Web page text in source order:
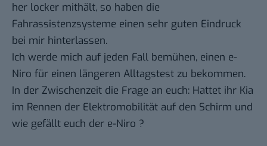
her locker mithält, so haben die
Fahrassistenzsysteme einen sehr guten Eindruck
bei mir hinterlassen.
Ich werde mich auf jeden Fall bemühen, einen e-
Niro für einen längeren Alltagstest zu bekommen.
In der Zwischenzeit die Frage an euch: Hattet ihr Kia
im Rennen der Elektromobilität auf den Schirm und
wie gefällt euch der e-Niro ?